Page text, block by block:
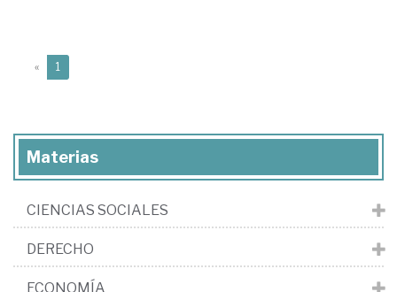
« 1
Materias
CIENCIAS SOCIALES
DERECHO
ECONOMÍA